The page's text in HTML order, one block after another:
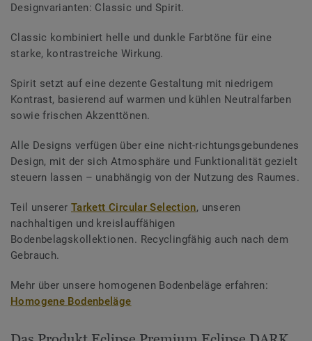
Designvarianten: Classic und Spirit.
Classic kombiniert helle und dunkle Farbtöne für eine
starke, kontrastreiche Wirkung.
Spirit setzt auf eine dezente Gestaltung mit niedrigem
Kontrast, basierend auf warmen und kühlen Neutralfarben
sowie frischen Akzenttönen.
Alle Designs verfügen über eine nicht-richtungsgebundenes
Design, mit der sich Atmosphäre und Funktionalität gezielt
steuern lassen – unabhängig von der Nutzung des Raumes.
Teil unserer Tarkett Circular Selection, unseren
nachhaltigen und kreislauffähigen
Bodenbelagskollektionen. Recyclingfähig auch nach dem
Gebrauch.
Mehr über unsere homogenen Bodenbeläge erfahren:
Homogene Bodenbeläge